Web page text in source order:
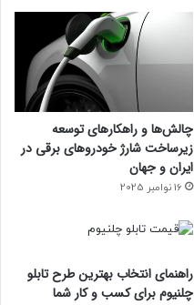
چالش‌ها و راهکارهای توسعه
زیرساخت شارژ خودروهای برقی در
ایران و جهان
16 نوامبر 2025
راهنمای انتخاب بهترین طرح تابلو
چلنیوم برای کسب و کار شما